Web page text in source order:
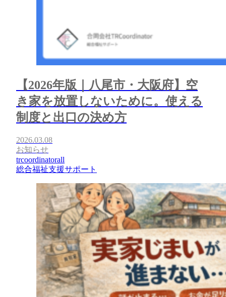
【2026年版｜八尾市・大阪府】空
き家を放置しないために。使える
制度と出口の決め方
2026.03.08
お知らせ
trcoordinatorall
総合福祉支援サポート